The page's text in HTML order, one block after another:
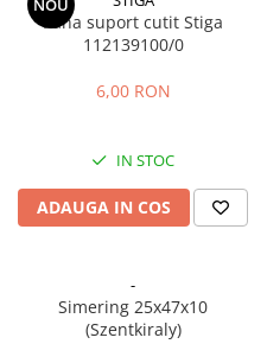
Motocoase si accesorii
Motocositori
Motoburghie
Sisteme combinate &
multifunctionale
Tocatoare de crengi si resturi
Accesorii utilaje de gradina
Articole de bucatarie
NOU
Pana suport cutit Stiga
112139100/0
6,00 RON
IN STOC
ADAUGA IN COS
-
Simering 25x47x10
(Szentkiraly)